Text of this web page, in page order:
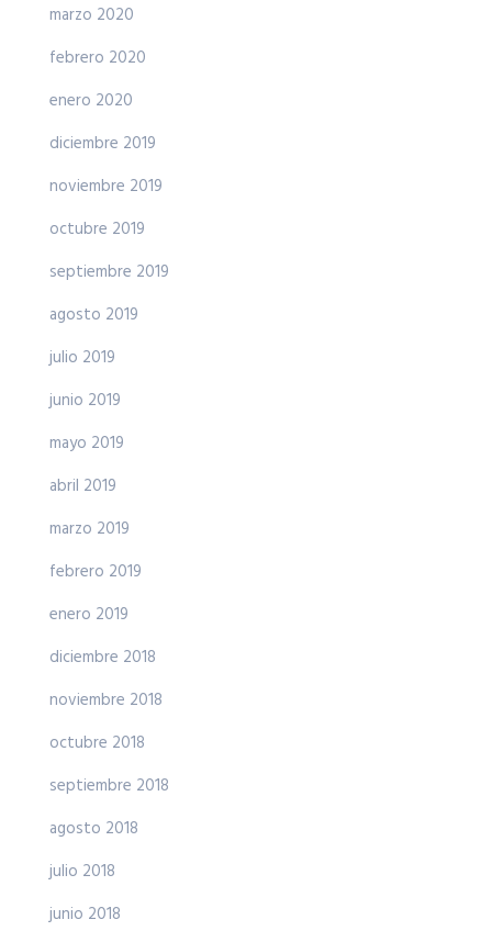
marzo 2020
febrero 2020
enero 2020
diciembre 2019
noviembre 2019
octubre 2019
septiembre 2019
agosto 2019
julio 2019
junio 2019
mayo 2019
abril 2019
marzo 2019
febrero 2019
enero 2019
diciembre 2018
noviembre 2018
octubre 2018
septiembre 2018
agosto 2018
julio 2018
junio 2018